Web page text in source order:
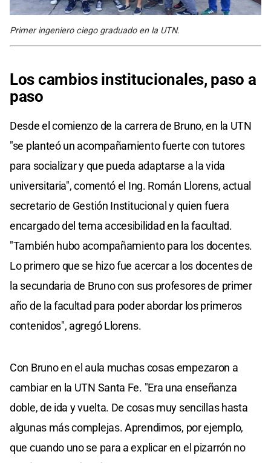
Primer ingeniero ciego graduado en la UTN.
Los cambios institucionales, paso a
paso
Desde el comienzo de la carrera de Bruno, en la UTN
"se planteó un acompañamiento fuerte con tutores
para socializar y que pueda adaptarse a la vida
universitaria", comentó el Ing. Román Llorens, actual
secretario de Gestión Institucional y quien fuera
encargado del tema accesibilidad en la facultad.
"También hubo acompañamiento para los docentes.
Lo primero que se hizo fue acercar a los docentes de
la secundaria de Bruno con sus profesores de primer
año de la facultad para poder abordar los primeros
contenidos", agregó Llorens.
Con Bruno en el aula muchas cosas empezaron a
cambiar en la UTN Santa Fe. "Era una enseñanza
doble, de ida y vuelta. De cosas muy sencillas hasta
algunas más complejas. Aprendimos, por ejemplo,
que cuando uno se para a explicar en el pizarrón no